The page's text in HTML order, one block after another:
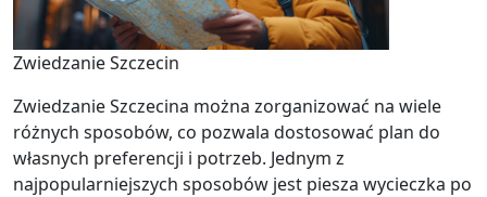
Zwiedzanie Szczecin
Zwiedzanie Szczecina można zorganizować na wiele
różnych sposobów, co pozwala dostosować plan do
własnych preferencji i potrzeb. Jednym z
najpopularniejszych sposobów jest piesza wycieczka po